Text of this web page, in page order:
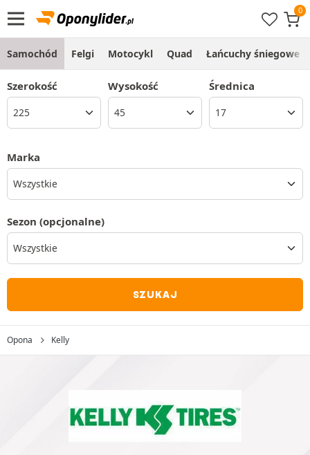
Samochód Felgi Motocykl Quad Łańcuchy śniegowe
Szerokość Wysokość Średnica
Marka
Wszystkie
Sezon (opcjonalne)
SZUKAJ
Opona Kelly